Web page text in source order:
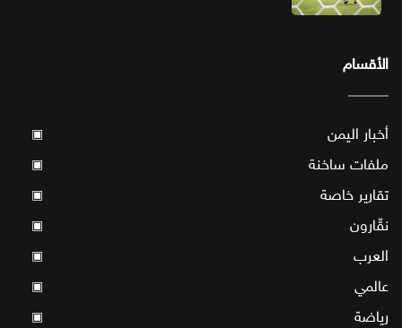
الأقسام
أخبار اليمن ▣
ملفات ساخنة ▣
تقارير خاصة ▣
نقّارون ▣
العرب ▣
عالمي ▣
رياضة ▣